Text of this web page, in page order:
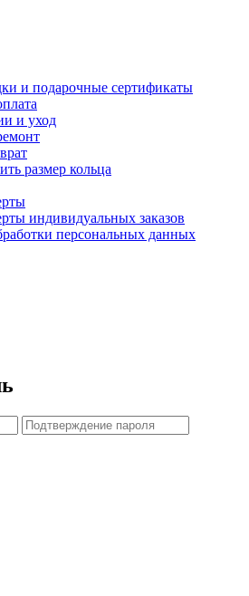
и подарочные сертификаты
и уход
размер кольца
индивидуальных заказов
персональных данных